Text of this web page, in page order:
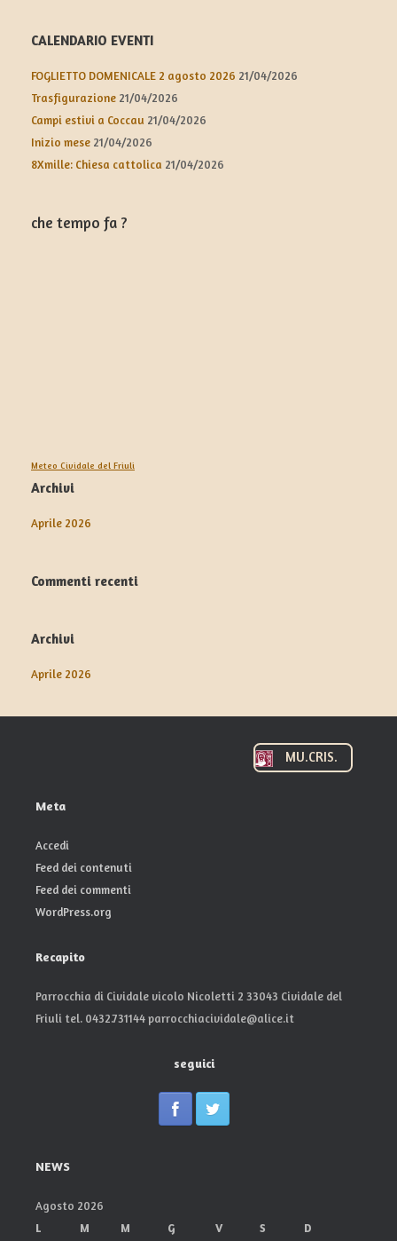
CALENDARIO EVENTI
FOGLIETTO DOMENICALE 2 agosto 2026 21/04/2026
Trasfigurazione 21/04/2026
Campi estivi a Coccau 21/04/2026
Inizio mese 21/04/2026
8Xmille: Chiesa cattolica 21/04/2026
che tempo fa ?
Meteo Cividale del Friuli
Archivi
Aprile 2026
Commenti recenti
Archivi
Aprile 2026
MU.CRIS.
Meta
Accedi
Feed dei contenuti
Feed dei commenti
WordPress.org
Recapito
Parrocchia di Cividale vicolo Nicoletti 2 33043 Cividale del
Friuli tel. 0432.731144 parrocchiacividale@alice.it
seguici
NEWS
Agosto 2026
L
M M G V S D